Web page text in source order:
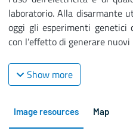
laboratorio. Alla disarmante
oggi gli esperimenti genetici
con l’effetto di generare nuovi
Show more
Image resources Map